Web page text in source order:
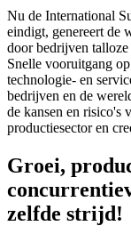
Nu de International
eindigt, genereert de
door bedrijven talloze
Snelle vooruitgang
technologie- en
bedrijven en de
de kansen en risico's
productiesector en
Groei,
zelfde strijd!